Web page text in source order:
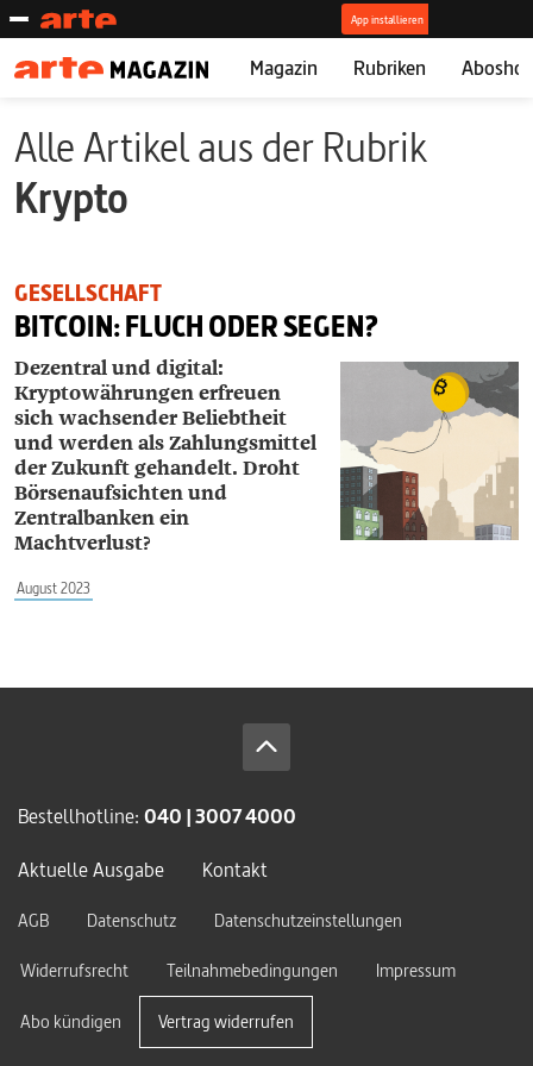
Magazin Rubriken
Alle Artikel aus der Rubrik
Krypto
GESELLSCHAFT
BITCOIN: FLUCH ODER SEGEN?
Dezentral und digital:
Kryptowährungen erfreuen
sich wachsender Beliebtheit
und werden als Zahlungsmittel
der Zukunft gehandelt. Droht
Börsenaufsichten und
Zentralbanken ein
Machtverlust?
August 2023
Bestellhotline: 040 | 3007 4000
Aktuelle Ausgabe
Kontakt
AGB Datenschutz
Datenschutzeinstellungen
Widerrufsrecht
Teilnahmebedingungen Impressum
Abo kündigen Vertrag widerrufen